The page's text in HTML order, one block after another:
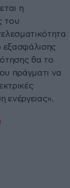
η
του
θα το
πράγματι να
ενέργειας».